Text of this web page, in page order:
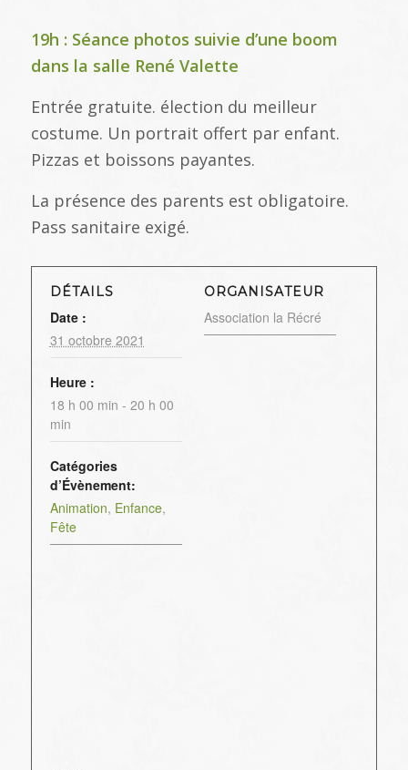
19h : Séance photos suivie d’une boom
dans la salle René Valette
Entrée gratuite. élection du meilleur
costume. Un portrait offert par enfant.
Pizzas et boissons payantes.
La présence des parents est obligatoire.
Pass sanitaire exigé.
DÉTAILS
Date :
31 octobre 2021
Heure :
18 h 00 min - 20 h 00
min
Catégories
d’Évènement:
Animation, Enfance,
Fête
ORGANISATEUR
Association la Récré